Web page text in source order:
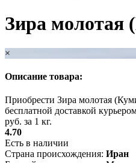
Зира молотая
×
Описание товара:
Приобрести Зира молотая
бесплатной доставкой
руб. за 1 кг.
4.70
Есть в наличии
Страна происхождения: Иран